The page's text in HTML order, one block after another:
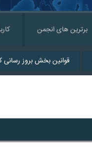
برترین های انجمن
قوانین بخش بروز رسانی